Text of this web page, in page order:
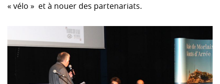
« vélo » et à nouer des partenariats.